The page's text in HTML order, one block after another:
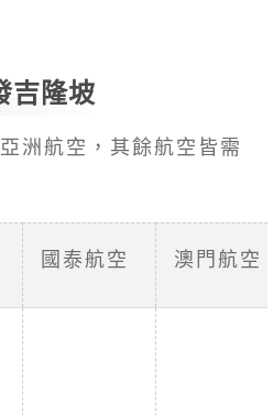
吉隆坡
洲航空，其餘航空皆需
國泰航空 澳門航空